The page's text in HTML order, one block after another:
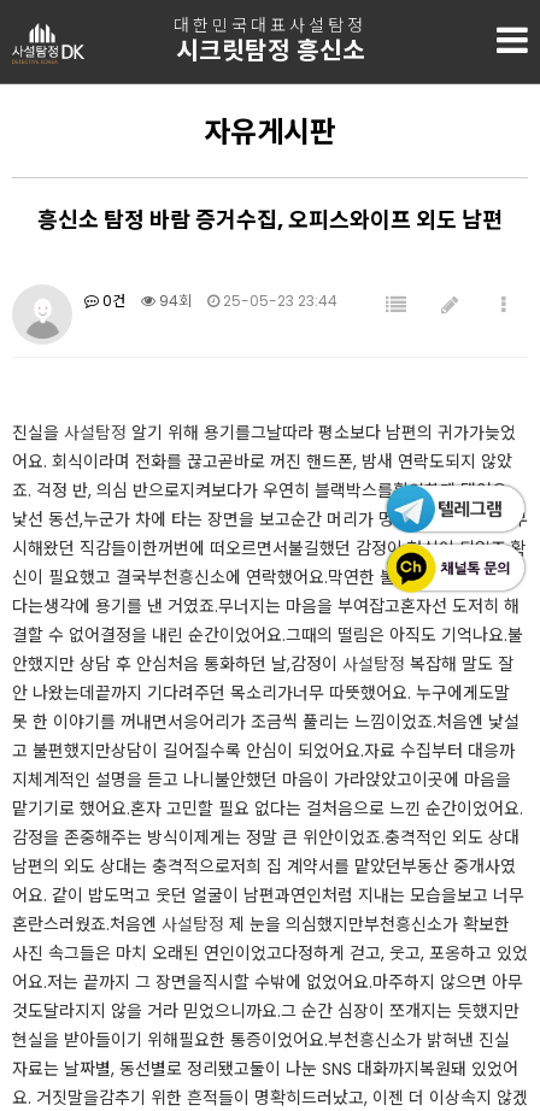
대한민국대표사설탐정
시크릿탐정 흥신소
자유게시판
흥신소 탐정 바람 증거수집, 오피스와이프 외도 남편
0건 94회 25-05-23 23:44
진실을 사설탐정 알기 위해 용기를그날따라 평소보다 남편의 귀가가늦었
어요. 회식이라며 전화를 끊고곧바로 꺼진 핸드폰, 밤새 연락도되지 않았
죠. 걱정 반, 의심 반으로지켜보다가 우연히 블랙박스를확인하게 됐어요.
낯선 동선,누군가 차에 타는 장면을 보고순간 머리가 멍해졌어요.그동안 무
시해왔던 직감들이한꺼번에 떠오르면서불길했던 감정이 현실이 되었죠.확
신이 필요했고 결국부천흥신소에 연락했어요.막연한 불안보다 진실이 낫
다는생각에 용기를 낸 거였죠.무너지는 마음을 부여잡고혼자선 도저히 해
결할 수 없어결정을 내린 순간이었어요.그때의 떨림은 아직도 기억나요.불
안했지만 상담 후 안심처음 통화하던 날,감정이 사설탐정 복잡해 말도 잘
안 나왔는데끝까지 기다려주던 목소리가너무 따뜻했어요. 누구에게도말
못 한 이야기를 꺼내면서응어리가 조금씩 풀리는 느낌이었죠.처음엔 낯설
고 불편했지만상담이 길어질수록 안심이 되었어요.자료 수집부터 대응까
지체계적인 설명을 듣고 나니불안했던 마음이 가라앉았고이곳에 마음을
맡기기로 했어요.혼자 고민할 필요 없다는 걸처음으로 느낀 순간이었어요.
감정을 존중해주는 방식이제게는 정말 큰 위안이었죠.충격적인 외도 상대
남편의 외도 상대는 충격적으로저희 집 계약서를 맡았던부동산 중개사였
어요. 같이 밥도먹고 웃던 얼굴이 남편과연인처럼 지내는 모습을보고 너무
혼란스러웠죠.처음엔 사설탐정 제 눈을 의심했지만부천흥신소가 확보한
사진 속그들은 마치 오래된 연인이었고다정하게 걷고, 웃고, 포옹하고 있었
어요.저는 끝까지 그 장면을직시할 수밖에 없었어요.마주하지 않으면 아무
것도달라지지 않을 거라 믿었으니까요.그 순간 심장이 쪼개지는 듯했지만
현실을 받아들이기 위해필요한 통증이었어요.부천흥신소가 밝혀낸 진실
자료는 날짜별, 동선별로 정리됐고둘이 나눈 SNS 대화까지복원돼 있었어
요. 거짓말을감추기 위한 흔적들이 명확히드러났고, 이젠 더 이상속지 않겠